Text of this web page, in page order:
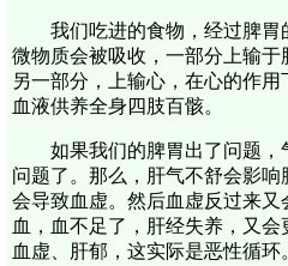
我们吃进的食物，经过脾
微物质会被吸收，一部分上输于
另一部分，上输心，在心的作
血液供养全身四肢百骸。
如果我们的脾胃出了问题
问题了。那么，肝气不舒会影响
会导致血虚。然后血虚反过来
血，血不足了，肝经失养，又会
血虚、肝郁，这实际是恶性循环